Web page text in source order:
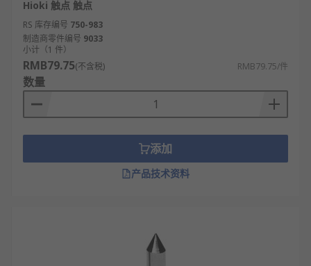
Hioki 触点 触点
RS 库存编号 750-983
制造商零件编号 9033
小计（1 件）
RMB79.75(不含税) RMB79.75/件
数量
添加
产品技术资料